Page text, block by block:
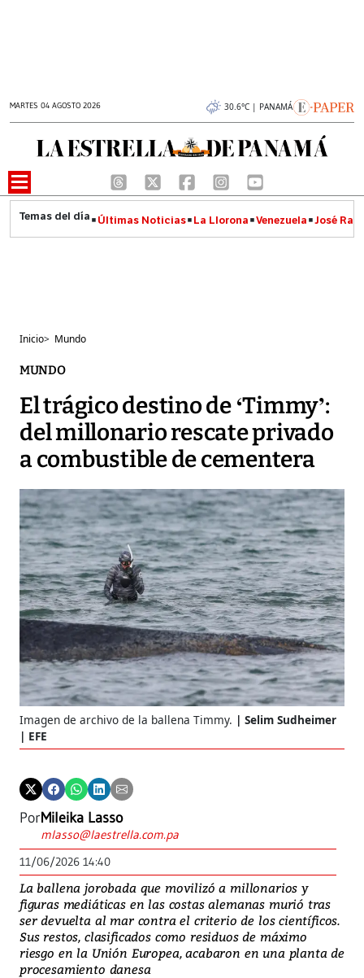
MARTES 04 AGOSTO 2026 30.6°C | PANAMÁ
Últimas Noticias La Llorona Venezuela José
Inicio> Mundo
MUNDO
El trágico destino de ‘Timmy’:
del millonario rescate privado
a combustible de cementera
Imagen de archivo de la ballena Timmy.
Selim Sudheimer
| EFE
PorMileika Lasso
mlasso@laestrella.com.pa
11/06/2026 14:40
La ballena jorobada que movilizó a millonarios y
figuras mediáticas en las costas alemanas murió tras
ser devuelta al mar contra el criterio de los científicos.
Sus restos, clasificados como residuos de máximo
riesgo en la Unión Europea, acabaron en una planta de
procesamiento danesa